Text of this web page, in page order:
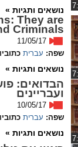
cached
איפוס
ההגדרות
flag
השארת
משוב
נושאים ותגיות »
They are
Criminals
11/05/17
שפה: עברית
נושאים ותגיות »
הבדואים:
ועבריינים
10/05/17
שפה: עברית
נושאים ותגיות »